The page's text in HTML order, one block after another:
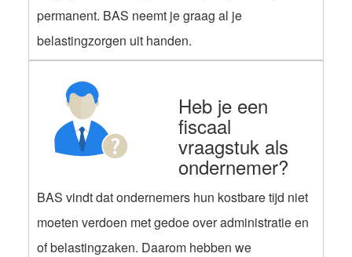
permanent. BAS neemt je graag al je
belastingzorgen uit handen.
Heb je een
fiscaal
vraagstuk als
ondernemer?
BAS vindt dat ondernemers hun kostbare tijd niet
moeten verdoen met gedoe over administratie en
of belastingzaken. Daarom hebben we